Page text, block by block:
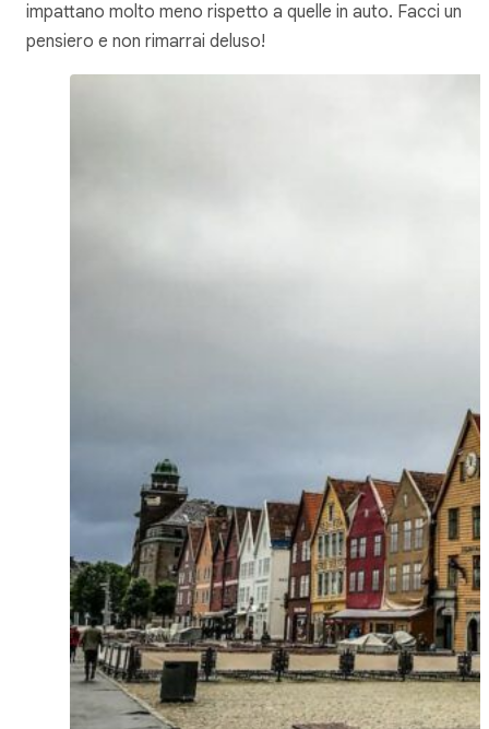
impattano molto meno rispetto a quelle in auto. Facci un
pensiero e non rimarrai deluso!